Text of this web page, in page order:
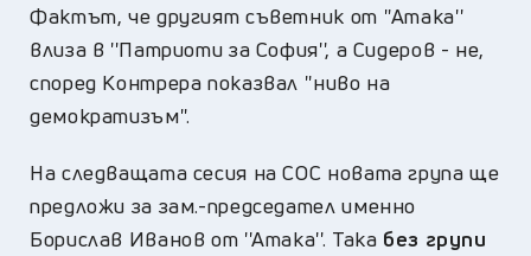
Фактът, че другият съветник от ''Атака''
влиза в ''Патриоти за София'', а Сидеров - не,
според Контрера показвал ''ниво на
демократизъм''.
На следващата сесия на СОС новата група ще
предложи за зам.-председател именно
Борислав Иванов от ''Атака''. Така без групи